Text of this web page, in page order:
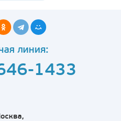
линия:
1433